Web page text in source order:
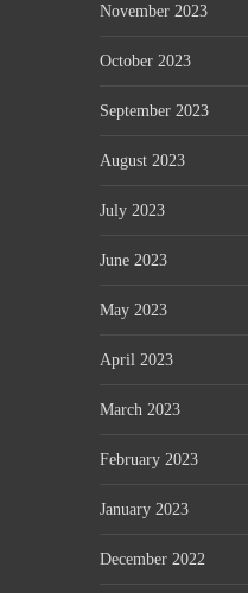
November 2023
October 2023
September 2023
August 2023
July 2023
June 2023
May 2023
April 2023
March 2023
February 2023
January 2023
December 2022